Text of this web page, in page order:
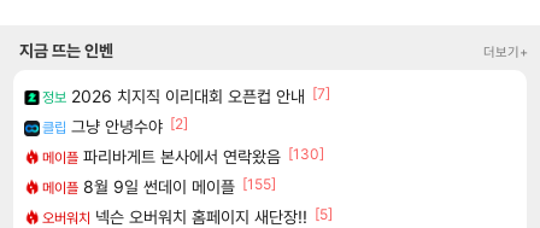
지금 뜨는 인벤 더보기+
정보 2026 치지직 이리대회 오픈컵 안내 [7]
클립 그냥 안녕수야 [2]
메이플 파리바게트 본사에서 연락왔음 [130]
메이플 8월 9일 썬데이 메이플 [155]
오버워치 넥슨 오버워치 홈페이지 새단장!! [5]